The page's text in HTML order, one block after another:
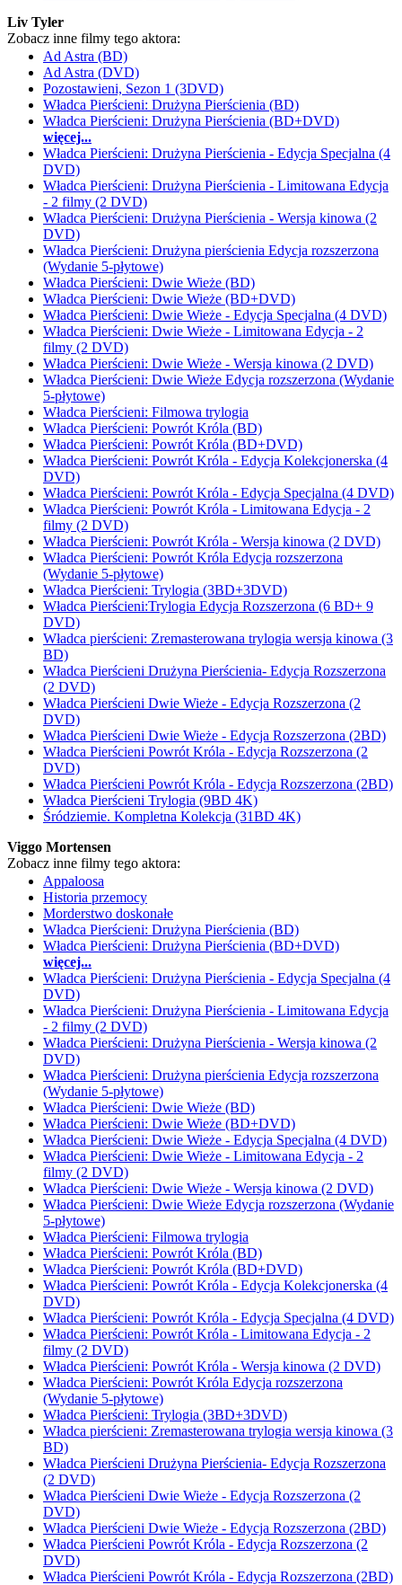
Liv Tyler
Zobacz inne filmy tego aktora:
Ad Astra (BD)
Ad Astra (DVD)
Pozostawieni, Sezon 1 (3DVD)
Władca Pierścieni: Drużyna Pierścienia (BD)
Władca Pierścieni: Drużyna Pierścienia (BD+DVD)
więcej...
Władca Pierścieni: Drużyna Pierścienia - Edycja Specjalna (4
DVD)
Władca Pierścieni: Drużyna Pierścienia - Limitowana Edycja
- 2 filmy (2 DVD)
Władca Pierścieni: Drużyna Pierścienia - Wersja kinowa (2
DVD)
Władca Pierścieni: Drużyna pierścienia Edycja rozszerzona
(Wydanie 5-płytowe)
Władca Pierścieni: Dwie Wieże (BD)
Władca Pierścieni: Dwie Wieże (BD+DVD)
Władca Pierścieni: Dwie Wieże - Edycja Specjalna (4 DVD)
Władca Pierścieni: Dwie Wieże - Limitowana Edycja - 2
filmy (2 DVD)
Władca Pierścieni: Dwie Wieże - Wersja kinowa (2 DVD)
Władca Pierścieni: Dwie Wieże Edycja rozszerzona (Wydanie
5-płytowe)
Władca Pierścieni: Filmowa trylogia
Władca Pierścieni: Powrót Króla (BD)
Władca Pierścieni: Powrót Króla (BD+DVD)
Władca Pierścieni: Powrót Króla - Edycja Kolekcjonerska (4
DVD)
Władca Pierścieni: Powrót Króla - Edycja Specjalna (4 DVD)
Władca Pierścieni: Powrót Króla - Limitowana Edycja - 2
filmy (2 DVD)
Władca Pierścieni: Powrót Króla - Wersja kinowa (2 DVD)
Władca Pierścieni: Powrót Króla Edycja rozszerzona
(Wydanie 5-płytowe)
Władca Pierścieni: Trylogia (3BD+3DVD)
Władca Pierścieni:Trylogia Edycja Rozszerzona (6 BD+ 9
DVD)
Władca pierścieni: Zremasterowana trylogia wersja kinowa (3
BD)
Władca Pierścieni Drużyna Pierścienia- Edycja Rozszerzona
(2 DVD)
Władca Pierścieni Dwie Wieże - Edycja Rozszerzona (2
DVD)
Władca Pierścieni Dwie Wieże - Edycja Rozszerzona (2BD)
Władca Pierścieni Powrót Króla - Edycja Rozszerzona (2
DVD)
Władca Pierścieni Powrót Króla - Edycja Rozszerzona (2BD)
Władca Pierścieni Trylogia (9BD 4K)
Śródziemie. Kompletna Kolekcja (31BD 4K)
Viggo Mortensen
Zobacz inne filmy tego aktora:
Appaloosa
Historia przemocy
Morderstwo doskonałe
Władca Pierścieni: Drużyna Pierścienia (BD)
Władca Pierścieni: Drużyna Pierścienia (BD+DVD)
więcej...
Władca Pierścieni: Drużyna Pierścienia - Edycja Specjalna (4
DVD)
Władca Pierścieni: Drużyna Pierścienia - Limitowana Edycja
- 2 filmy (2 DVD)
Władca Pierścieni: Drużyna Pierścienia - Wersja kinowa (2
DVD)
Władca Pierścieni: Drużyna pierścienia Edycja rozszerzona
(Wydanie 5-płytowe)
Władca Pierścieni: Dwie Wieże (BD)
Władca Pierścieni: Dwie Wieże (BD+DVD)
Władca Pierścieni: Dwie Wieże - Edycja Specjalna (4 DVD)
Władca Pierścieni: Dwie Wieże - Limitowana Edycja - 2
filmy (2 DVD)
Władca Pierścieni: Dwie Wieże - Wersja kinowa (2 DVD)
Władca Pierścieni: Dwie Wieże Edycja rozszerzona (Wydanie
5-płytowe)
Władca Pierścieni: Filmowa trylogia
Władca Pierścieni: Powrót Króla (BD)
Władca Pierścieni: Powrót Króla (BD+DVD)
Władca Pierścieni: Powrót Króla - Edycja Kolekcjonerska (4
DVD)
Władca Pierścieni: Powrót Króla - Edycja Specjalna (4 DVD)
Władca Pierścieni: Powrót Króla - Limitowana Edycja - 2
filmy (2 DVD)
Władca Pierścieni: Powrót Króla - Wersja kinowa (2 DVD)
Władca Pierścieni: Powrót Króla Edycja rozszerzona
(Wydanie 5-płytowe)
Władca Pierścieni: Trylogia (3BD+3DVD)
Władca pierścieni: Zremasterowana trylogia wersja kinowa (3
BD)
Władca Pierścieni Drużyna Pierścienia- Edycja Rozszerzona
(2 DVD)
Władca Pierścieni Dwie Wieże - Edycja Rozszerzona (2
DVD)
Władca Pierścieni Dwie Wieże - Edycja Rozszerzona (2BD)
Władca Pierścieni Powrót Króla - Edycja Rozszerzona (2
DVD)
Władca Pierścieni Powrót Króla - Edycja Rozszerzona (2BD)